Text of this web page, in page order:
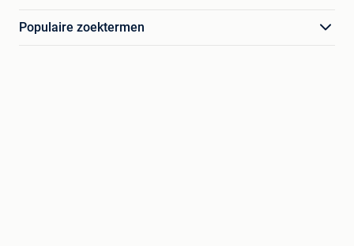
Populaire zoektermen